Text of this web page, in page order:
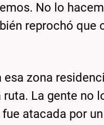
No lo
reprochó que
zona
La gente no
atacada por